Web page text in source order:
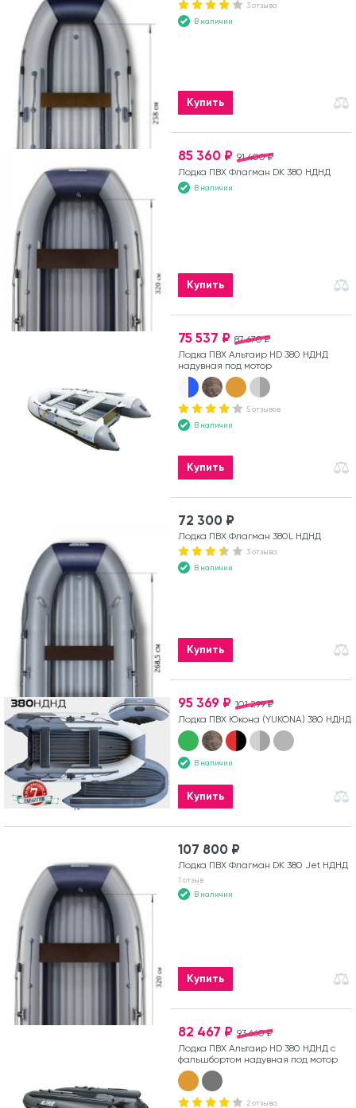
3 отзыва
В наличии
Купить
91 400 ₽
85 360 ₽
Лодка ПВХ Флагман DK 380 НДНД
В наличии
Купить
87 670 ₽
75 537 ₽
Лодка ПВХ Альтаир HD 380 НДНД
надувная под мотор
5 отзывов
В наличии
Купить
72 300 ₽
Лодка ПВХ Флагман 380L НДНД
3 отзыва
В наличии
Купить
101 299 ₽
95 369 ₽
Лодка ПВХ Юкона (YUKONA) 380 НДНД
В наличии
Купить
107 800 ₽
Лодка ПВХ Флагман DK 380 Jet НДНД
1 отзыв
В наличии
Купить
93 660 ₽
82 467 ₽
Лодка ПВХ Альтаир HD 380 НДНД с
фальшбортом надувная под мотор
2 отзыва